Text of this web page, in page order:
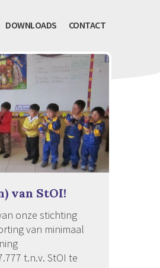
DOWNLOADS CONTACT
van StOI!
onze stichting
van minimaal
t.n.v. StOI te